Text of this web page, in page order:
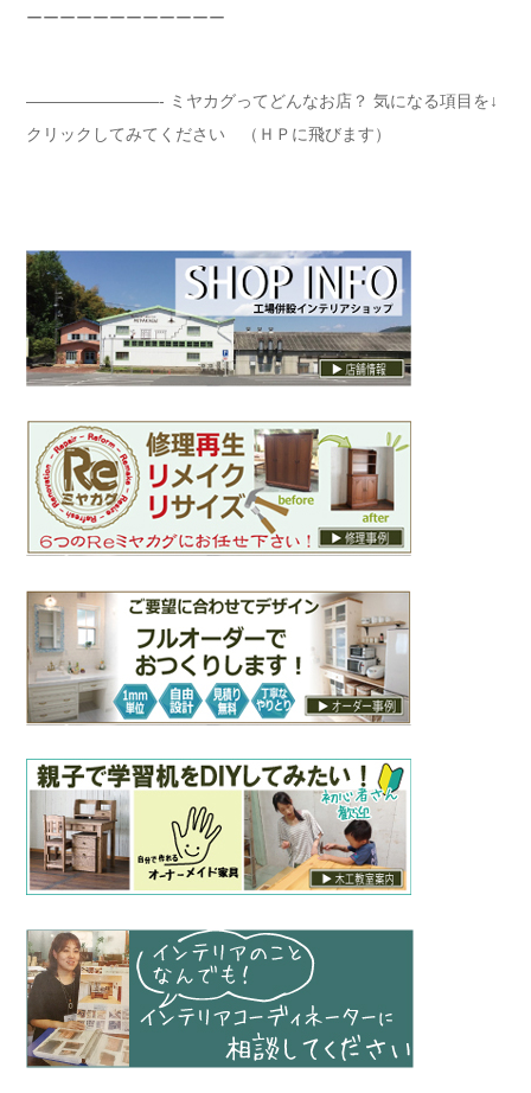
ーーーーーーーーーーーー
————————- ミヤカグってどんなお店？ 気になる項目を↓
クリックしてみてください （ＨＰに飛びます）